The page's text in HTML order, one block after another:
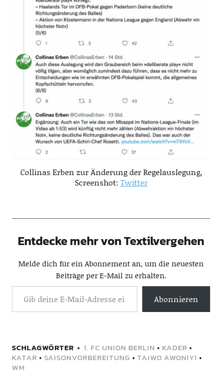
Collinas Erben zur Änderung der Regelauslegung,
Screenshot: Twitter
Entdecke mehr von Textilvergehen
Melde dich für ein Abonnement an, um die neuesten
Beiträge per E-Mail zu erhalten.
Abonnieren
SCHLAGWÖRTER 1. FC UNION BERLIN • KADER •
KATAR • SAISONVORBEREITUNG • TAIWO AWONIYI •
WM